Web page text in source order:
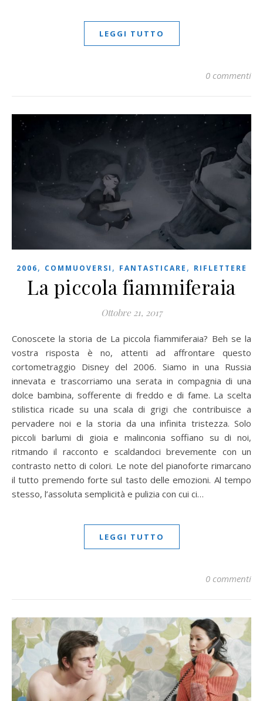
LEGGI TUTTO
0 commenti
2006, COMMUOVERSI , FANTASTICARE , RIFLETTERE
La piccola fiammiferaia
Ottobre 21, 2017
Conoscete la storia de La piccola fiammiferaia? Beh se la
vostra risposta è no, attenti ad affrontare questo
cortometraggio Disney del 2006. Siamo in una Russia
innevata e trascorriamo una serata in compagnia di una
dolce bambina, sofferente di freddo e di fame. La scelta
stilistica ricade su una scala di grigi che contribuisce a
pervadere noi e la storia da una infinita tristezza. Solo
piccoli barlumi di gioia e malinconia soffiano su di noi,
ritmando il racconto e scaldandoci brevemente con un
contrasto netto di colori. Le note del pianoforte rimarcano
il tutto premendo forte sul tasto delle emozioni. Al tempo
stesso, l’assoluta semplicità e pulizia con cui ci…
LEGGI TUTTO
0 commenti